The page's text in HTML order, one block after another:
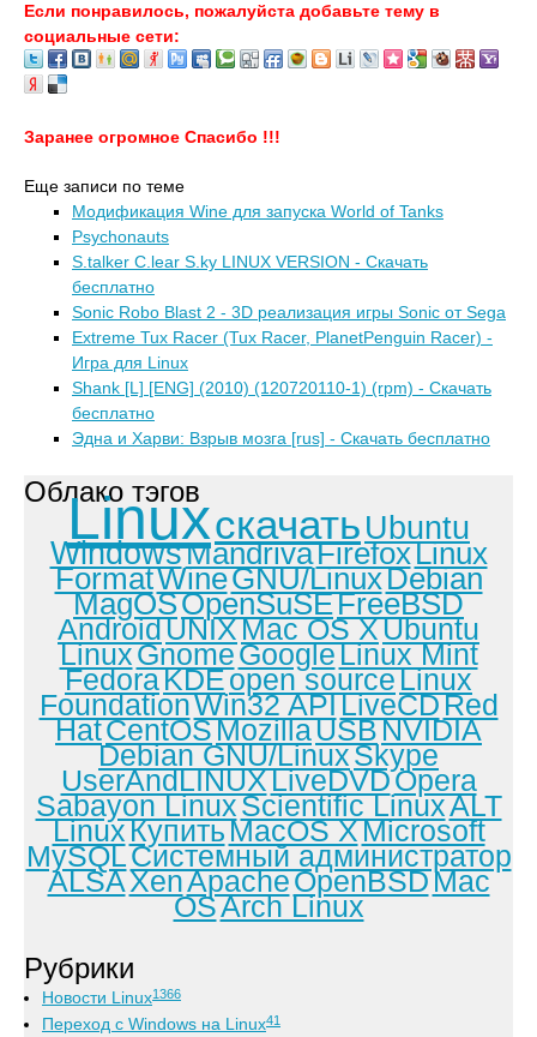
Если понравилось, пожалуйста добавьте тему в
социальные сети:
Заранее огромное Спасибо !!!
Еще записи по теме
Модификация Wine для запуска World of Tanks
Psychonauts
S.talker C.lear S.ky LINUX VERSION - Скачать
бесплатно
Sonic Robo Blast 2 - 3D реализация игры Sonic от Sega
Extreme Tux Racer (Tux Racer, PlanetPenguin Racer) -
Игра для Linux
Shank [L] [ENG] (2010) (120720110-1) (rpm) - Скачать
бесплатно
Эдна и Харви: Взрыв мозга [rus] - Скачать бесплатно
Облако тэгов
Linuxскачать Ubuntu
WindowsMandrivaFirefoxLinux
FormatWineGNU/LinuxDebian
MagOSOpenSuSEFreeBSD
AndroidUNIXMac OS XUbuntu
LinuxGnomeGoogleLinux Mint
FedoraKDEopen sourceLinux
FoundationWin32 APILiveCDRed
HatCentOSMozillaUSBNVIDIA
Debian GNU/LinuxSkype
UserAndLINUXLiveDVDOpera
Sabayon LinuxScientific LinuxALT
LinuxКупитьMacOS XMicrosoft
MySQLСистемный администратор
ALSAXenApacheOpenBSDMac
OSArch Linux
Рубрики
Новости Linux1366
Переход с Windows на Linux41